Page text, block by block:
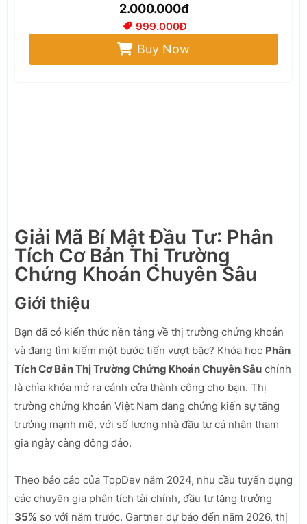
2.000.000đ
999.000Đ
Buy Now
Giải Mã Bí Mật Đầu Tư: Phân
Tích Cơ Bản Thị Trường
Chứng Khoán Chuyên Sâu
Giới thiệu
Bạn đã có kiến thức nền tảng về thị trường chứng khoán
và đang tìm kiếm một bước tiến vượt bậc? Khóa học Phân
Tích Cơ Bản Thị Trường Chứng Khoán Chuyên Sâu chính
là chìa khóa mở ra cánh cửa thành công cho bạn. Thị
trường chứng khoán Việt Nam đang chứng kiến sự tăng
trưởng mạnh mẽ, với số lượng nhà đầu tư cá nhân tham
gia ngày càng đông đảo.
Theo báo cáo của TopDev năm 2024, nhu cầu tuyển dụng
các chuyên gia phân tích tài chính, đầu tư tăng trưởng
35% so với năm trước. Gartner dự báo đến năm 2026, thị